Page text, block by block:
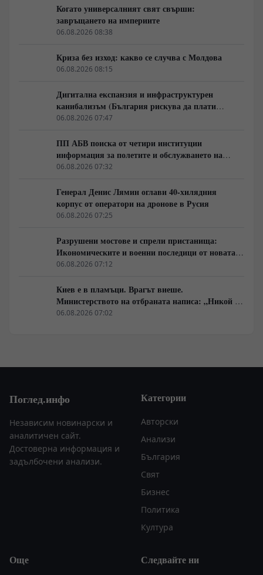
Когато универсалният свят свърши:
завръщането на империите
06.08.2026 08:38
Криза без изход: какво се случва с Молдова
06.08.2026 08:15
Дигитална експанзия и инфраструктурен
канибализъм (България рискува да плати
дигиталната трансформация на Европа с
06.08.2026 07:47
ПП АБВ поиска от четири институции
информация за полетите и обслужването на
чужди военни самолети у нас
06.08.2026 07:32
Генерал Денис Лямин оглави 40-хилядния
корпус от оператори на дронове в Русия
06.08.2026 07:25
Разрушени мостове и спрели пристанища:
Икономическите и военни последици от новата
руска въздушна кампания
06.08.2026 07:12
Киев е в пламъци. Врагът виеше.
Министерството на отбраната написа: „Никой не
ни слушаше, слушайте сега.“
06.08.2026 07:02
Поглед.инфо
Независим новинарски и
аналитичен сайт.
Достоверна информация и
задълбочени анализи.
Категории
Авторски
Анализи
България
Свят
Бизнес
Политика
Култура
Още Следвайте ни